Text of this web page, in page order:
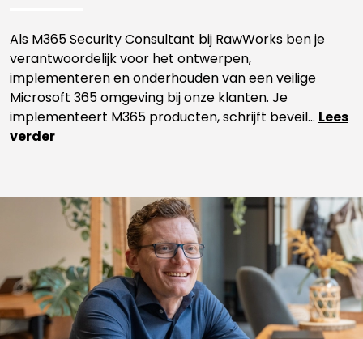
Als M365 Security Consultant bij RawWorks ben je
verantwoordelijk voor het ontwerpen,
implementeren en onderhouden van een veilige
Microsoft 365 omgeving bij onze klanten. Je
implementeert M365 producten, schrijft beveil... Lees
verder